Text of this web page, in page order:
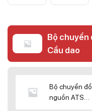
Bộ chuyển
Cầu dao
Bộ chuyển
nguồn ATS